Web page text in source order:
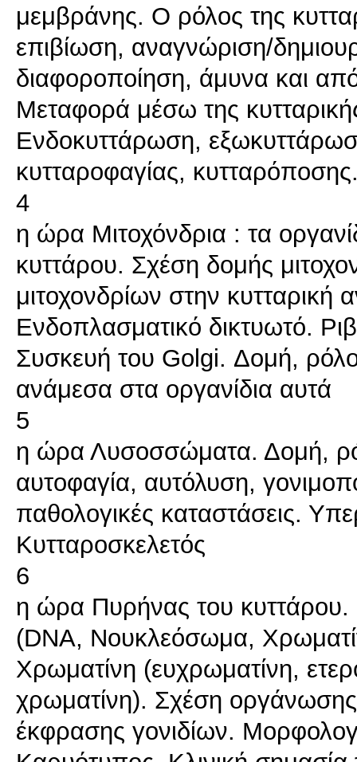
μεμβράνης. Ο ρόλος της
επιβίωση, αναγνώριση/
διαφοροποίηση, άμυνα και
Μεταφορά μέσω της
Ενδοκυττάρωση,
κυτταροφαγίας,
4
η ώρα Μιτοχόνδρια : τα
κυττάρου. Σχέση δομής
μιτοχονδρίων στην
Ενδοπλασματικό δικτυωτό.
Συσκευή του Golgi. Δομή,
ανάμεσα στα οργανίδια αυτά
5
η ώρα Λυσοσσώματα. Δομή,
αυτοφαγία, αυτόλυση,
παθολογικές καταστάσεις.
Κυτταροσκελετός
6
η ώρα Πυρήνας του κυττάρου.
(DNA, Νουκλεόσωμα,
Χρωματίνη (ευχρωματίνη,
χρωματίνη). Σχέση οργάνωσης
έκφρασης γονιδίων.